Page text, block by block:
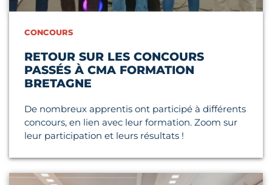
CONCOURS
RETOUR SUR LES CONCOURS
PASSÉS À CMA FORMATION
BRETAGNE
De nombreux apprentis ont participé à différents
concours, en lien avec leur formation. Zoom sur
leur participation et leurs résultats !
Lire l'article